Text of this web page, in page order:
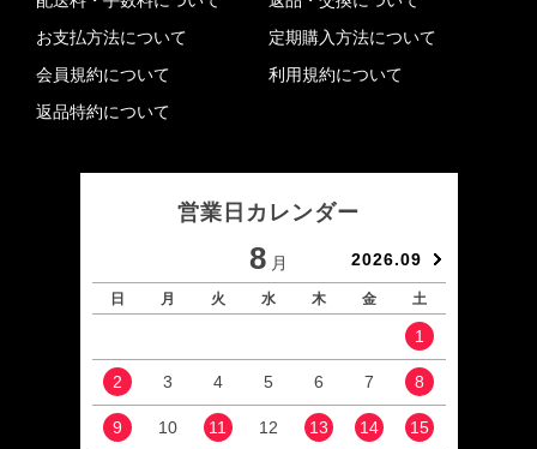
お支払方法について
会員規約について
返品特約について
定期購入方法について
利用規約について
営業日カレンダー
8 月 2026.09
日 月 火 水 木 金 土
1
2 3 4 5 6 7 8
9 10 11 12 13 14 15